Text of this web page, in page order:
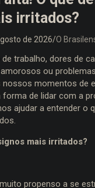
irritados?
de 2026 O
trabalho, dores de
ou
momentos de
de lidar com a
ajudar a entender o
mais irritados?
propenso a se